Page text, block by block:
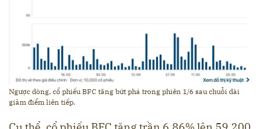
Ngược dòng, cổ phiếu BFC tăng bứt phá trong phiên 1/6 sau chuỗi dài
giảm điểm liên tiếp.